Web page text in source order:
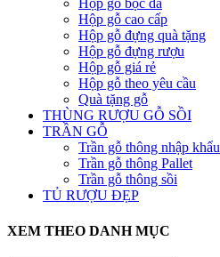
Hộp gỗ bọc da
Hộp gỗ cao cấp
Hộp gỗ đựng quà tặng
Hộp gỗ đựng rượu
Hộp gỗ giá rẻ
Hộp gỗ theo yêu cầu
Quà tặng gỗ
THÙNG RƯỢU GỖ SỒI
TRẦN GỖ
Trần gỗ thông nhập khẩu
Trần gỗ thông Pallet
Trần gỗ thông sồi
TỦ RƯỢU ĐẸP
XEM THEO DANH MỤC